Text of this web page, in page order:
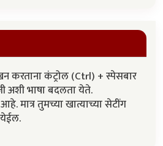
करताना कंट्रोल (Ctrl) + स्पेसबार
अशी भाषा बदलता येते.
मात्र तुमच्या खात्याच्या सेटींग